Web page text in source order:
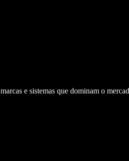
e sistemas que dominam o